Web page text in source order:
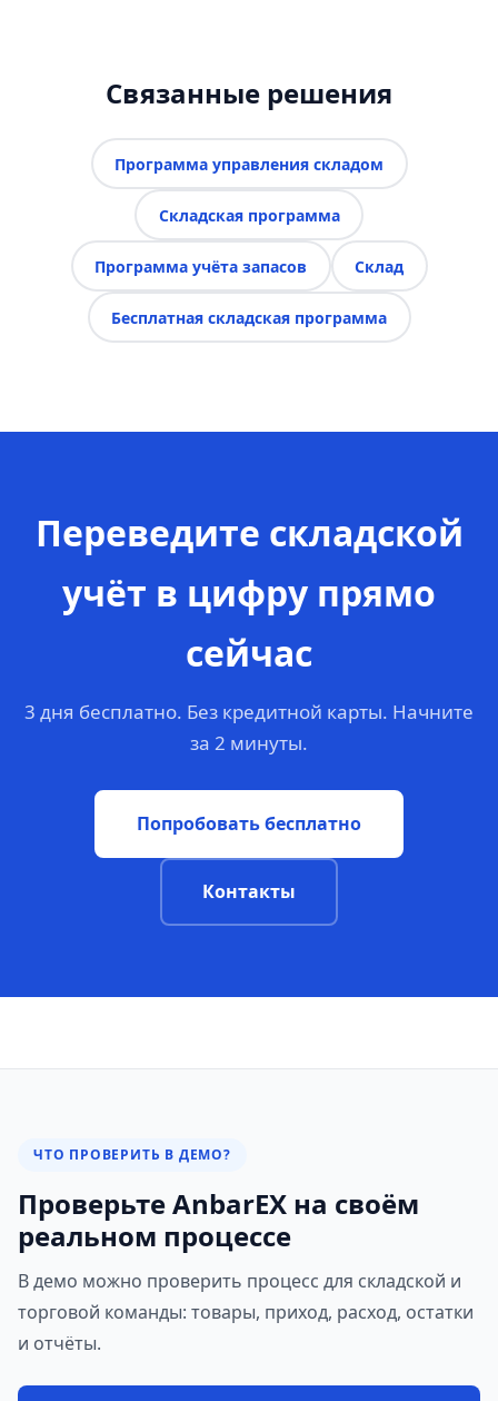
Связанные решения
Программа управления складом
Складская программа
Программа учёта запасов Склад
Бесплатная складская программа
Переведите складской
учёт в цифру прямо
сейчас
3 дня бесплатно. Без кредитной карты. Начните
за 2 минуты.
Попробовать бесплатно
Контакты
ЧТО ПРОВЕРИТЬ В ДЕМО?
Проверьте AnbarEX на своём
реальном процессе
В демо можно проверить процесс для складской и
торговой команды: товары, приход, расход, остатки
и отчёты.